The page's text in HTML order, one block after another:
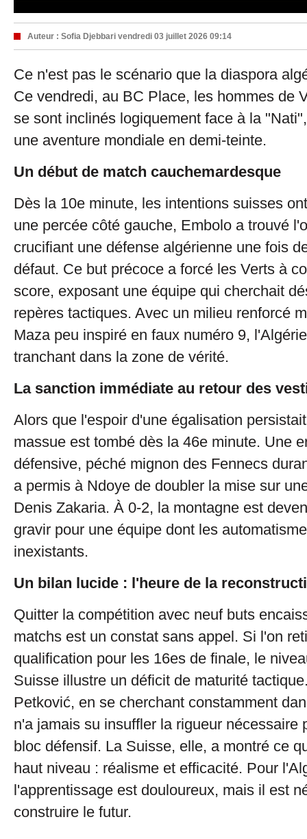
Auteur : Sofia Djebbari vendredi 03 juillet 2026 09:14
Ce n'est pas le scénario que la diaspora
Ce vendredi, au BC Place, les hommes de
se sont inclinés logiquement face à la
une aventure mondiale en demi-teinte.
Un début de match cauchemardesque
Dès la 10e minute, les intentions suisses
une percée côté gauche, Embolo a trouvé
crucifiant une défense algérienne une fois
défaut. Ce but précoce a forcé les Verts à
score, exposant une équipe qui cherchait
repères tactiques. Avec un milieu renforcé
Maza peu inspiré en faux numéro 9,
tranchant dans la zone de vérité.
La sanction immédiate au retour des
Alors que l'espoir d'une égalisation
massue est tombé dès la 46e minute. Une
défensive, péché mignon des Fennecs
a permis à Ndoye de doubler la mise sur
Denis Zakaria. À 0-2, la montagne est
gravir pour une équipe dont les
inexistants.
Un bilan lucide : l'heure de la
Quitter la compétition avec neuf buts
matchs est un constat sans appel. Si l'on
qualification pour les 16es de finale, le
Suisse illustre un déficit de maturité
Petković, en se cherchant constamment
n'a jamais su insuffler la rigueur nécessaire
bloc défensif. La Suisse, elle, a montré ce
haut niveau : réalisme et efficacité. Pour
l'apprentissage est douloureux, mais il est
construire le futur.